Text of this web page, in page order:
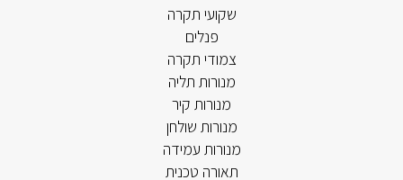
שקועי תקרה
פנלים
צמודי תקרה
מנורות תליה
מנורות קיר
מנורות שולחן
מנורות עמידה
תאורה טכנית